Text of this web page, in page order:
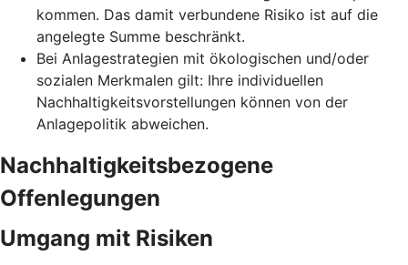
kommen. Das damit verbundene Risiko ist auf die
angelegte Summe beschränkt.
Bei Anlagestrategien mit ökologischen und/oder
sozialen Merkmalen gilt: Ihre individuellen
Nachhaltigkeitsvorstellungen können von der
Anlagepolitik abweichen.
Nachhaltigkeitsbezogene
Offenlegungen
Umgang mit Risiken